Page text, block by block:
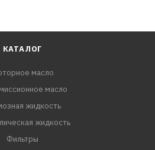
КАТАЛОГ
масло
масло
жидкость
жидкость
Фильтры